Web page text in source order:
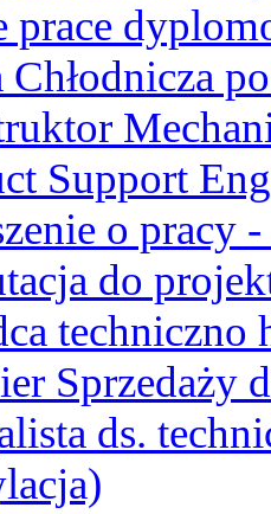
prace
Chłodnicza
Support
o pracy
do
techniczno
Sprzedaży
ds.